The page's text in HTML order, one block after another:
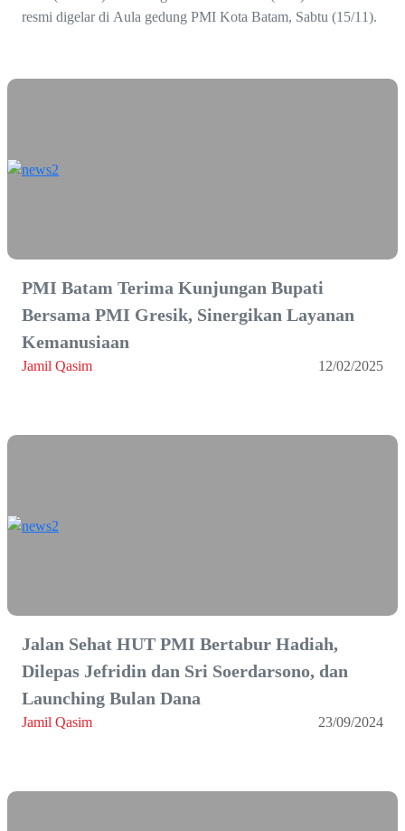
resmi digelar di Aula gedung PMI Kota Batam, Sabtu (15/11).
PMI Batam Terima Kunjungan Bupati
Bersama PMI Gresik, Sinergikan Layanan
Kemanusiaan
Jamil Qasim 12/02/2025
Jalan Sehat HUT PMI Bertabur Hadiah,
Dilepas Jefridin dan Sri Soerdarsono, dan
Launching Bulan Dana
Jamil Qasim 23/09/2024